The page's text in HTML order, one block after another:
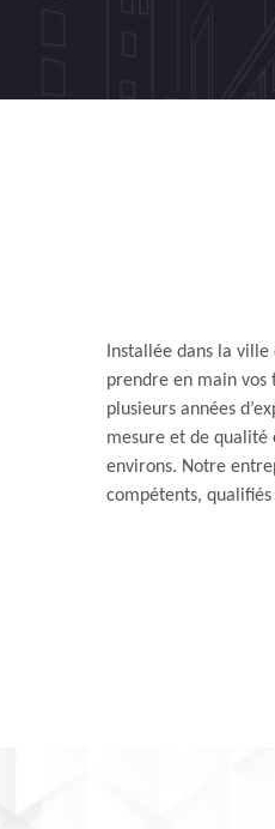
Installée dans la
prendre en main
plusieurs années
mesure et de qualité
environs. Notre
compétents,